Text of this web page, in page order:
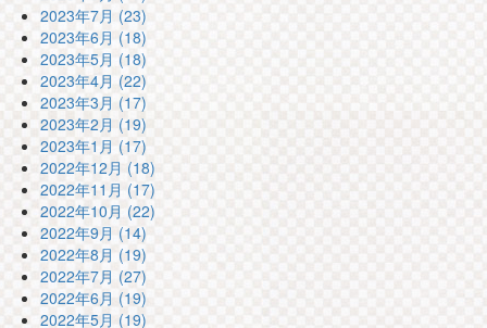
2023年7月 (23)
2023年6月 (18)
2023年5月 (18)
2023年4月 (22)
2023年3月 (17)
2023年2月 (19)
2023年1月 (17)
2022年12月 (18)
2022年11月 (17)
2022年10月 (22)
2022年9月 (14)
2022年8月 (19)
2022年7月 (27)
2022年6月 (19)
2022年5月 (19)